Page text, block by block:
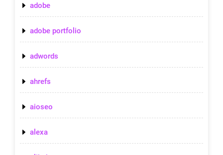
adobe
adobe portfolio
adwords
ahrefs
aioseo
alexa